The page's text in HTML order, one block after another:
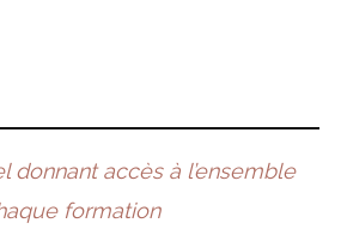
accès à l’ensemble
formation